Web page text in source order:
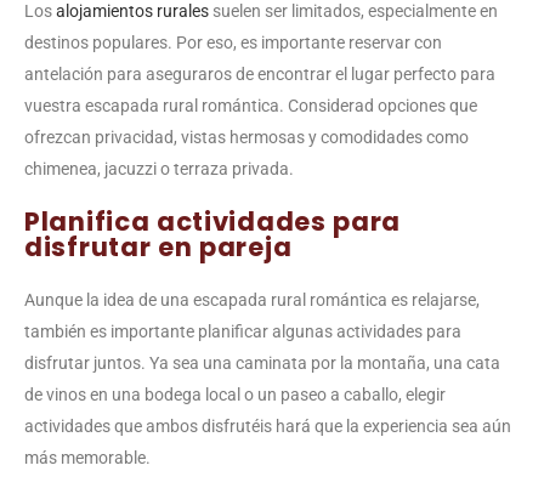
Losalojamientos rurales suelen ser limitados, especialmente en
destinos populares. Por eso, es importante reservar con
antelación para aseguraros de encontrar el lugar perfecto para
vuestra escapada rural romántica. Considerad opciones que
ofrezcan privacidad, vistas hermosas y comodidades como
chimenea, jacuzzi o terraza privada.
Planifica actividades para
disfrutar en pareja
Aunque la idea de una escapada rural romántica es relajarse,
también es importante planificar algunas actividades para
disfrutar juntos. Ya sea una caminata por la montaña, una cata
de vinos en una bodega local o un paseo a caballo, elegir
actividades que ambos disfrutéis hará que la experiencia sea aún
más memorable.